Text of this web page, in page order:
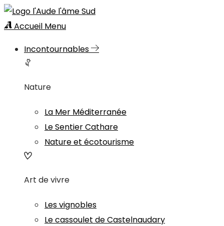
Accueil Menu
Incontournables
Nature
La Mer Méditerranée
Le Sentier Cathare
Nature et écotourisme
Art de vivre
Les vignobles
Le cassoulet de Castelnaudary